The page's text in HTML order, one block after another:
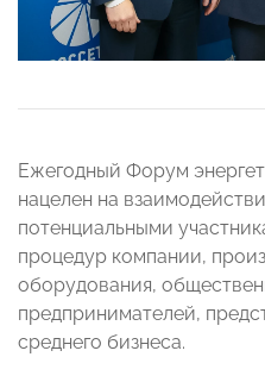
Ежегодный Форум
нацелен на
потенциальными
процедур компании,
оборудования,
предпринимателей,
среднего бизнеса.